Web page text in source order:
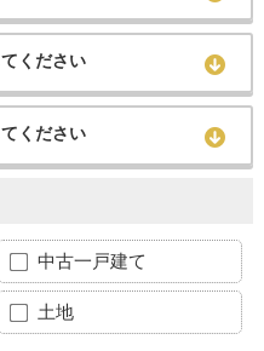
ください
ください
中古一戸建て
土地